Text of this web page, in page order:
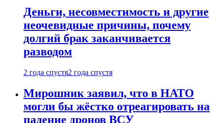
Деньги, несовместимость и другие
неочевидные причины, почему
долгий брак заканчивается
разводом
2 года спустя2 года спустя
Мирошник заявил, что в НАТО
могли бы жёстко отреагировать на
падение дронов ВСУ